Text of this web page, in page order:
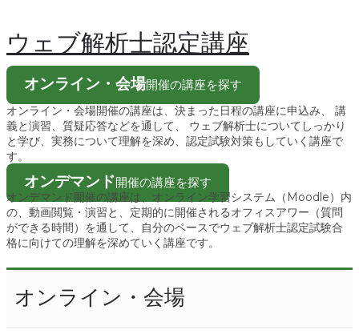
ウェブ解析士認定講座
オンライン・会場開催の講座を探す
オンライン・会場開催の講座は、決まった日程の講座に申込み、 講
義と演習、質疑応答などを通して、 ウェブ解析士についてしっかり
と学び、実務について理解を深め、認定試験対策もしていく講座で
す。
オンデマンド開催の講座を探す
オンデマンド開催の講座は、オンライン学習システム（Moodle）内
の、動画閲覧・演習と、定期的に開催されるオフィスアワー（質問
ができる時間）を通して、自分のペースでウェブ解析士認定試験合
格に向けての理解を深めていく講座です。
オンライン・会場